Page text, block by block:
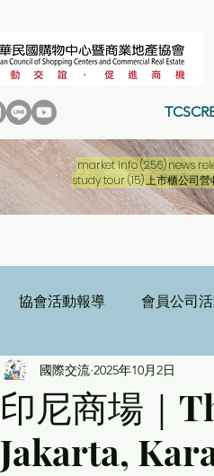
market info(256)256 篇文
news
study tour(15)15 篇文章
上市櫃公司營
協會活動報導 會員公司
年專刊 二十週年專刊
印尼商場｜
Jakarta,
國際交流 2025年10月2日